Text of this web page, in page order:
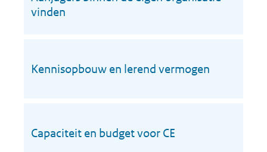
vinden
Kennisopbouw en lerend vermogen
Capaciteit en budget voor CE